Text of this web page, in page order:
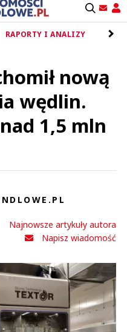
RAPORTY I ANALIZY
nową
wędlin.
1,5 mln
Najnowsze artykuły autora
Napisz wiadomość